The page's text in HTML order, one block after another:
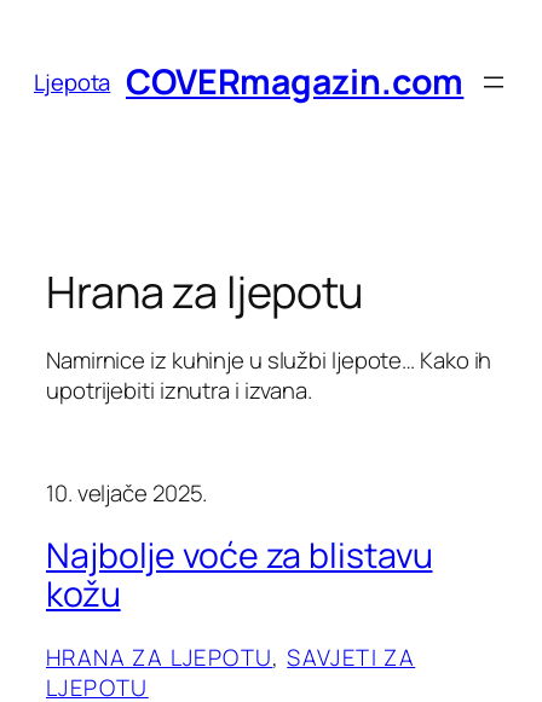
sadržaja
Ljepota COVERmagazin.com
Hrana za ljepotu
Namirnice iz kuhinje u službi ljepote… Kako ih
upotrijebiti iznutra i izvana.
10. veljače 2025.
Najbolje voće za blistavu
kožu
HRANA ZA LJEPOTU, SAVJETI ZA
LJEPOTU